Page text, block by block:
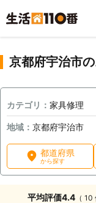
京都府宇治市
カテゴリ： 家具修理
地域： 京都府宇治市
都道府県
から探す
平均評価4.4 （ 10